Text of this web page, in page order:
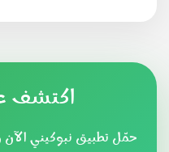
اكتشف
حمّل تطبيق نبوكيني